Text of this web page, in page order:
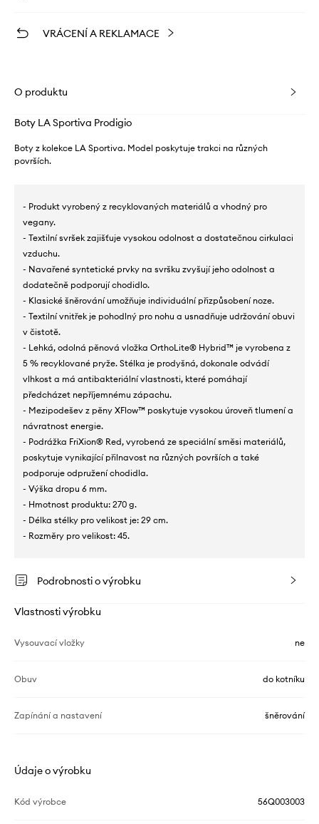
VRÁCENÍ A REKLAMACE
O produktu
Boty LA Sportiva Prodigio
Boty z kolekce LA Sportiva. Model poskytuje trakci na různých
površích.
- Produkt vyrobený z recyklovaných materiálů a vhodný pro
vegany.
- Textilní svršek zajišťuje vysokou odolnost a dostatečnou cirkulaci
vzduchu.
- Navařené syntetické prvky na svršku zvyšují jeho odolnost a
dodatečně podporují chodidlo.
- Klasické šněrování umožňuje individuální přizpůsobení noze.
- Textilní vnitřek je pohodlný pro nohu a usnadňuje udržování obuvi
v čistotě.
- Lehká, odolná pěnová vložka OrthoLite® Hybrid™ je vyrobena z
5 % recyklované pryže. Stélka je prodyšná, dokonale odvádí
vlhkost a má antibakteriální vlastnosti, které pomáhají
předcházet nepříjemnému zápachu.
- Mezipodešev z pěny XFlow™ poskytuje vysokou úroveň tlumení a
návratnost energie.
- Podrážka FriXion® Red, vyrobená ze speciální směsi materiálů,
poskytuje vynikající přilnavost na různých površích a také
podporuje odpružení chodidla.
- Výška dropu 6 mm.
- Hmotnost produktu: 270 g.
- Délka stélky pro velikost je: 29 cm.
- Rozměry pro velikost: 45.
Podrobnosti o výrobku
Vlastnosti výrobku
Vysouvací vložky ne
Obuv do kotníku
Zapínání a nastavení šněrování
Údaje o výrobku
Kód výrobce 56Q003003